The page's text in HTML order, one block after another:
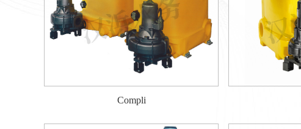
Compli